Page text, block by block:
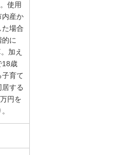
使用
内産か
た場合
的に
加え
18歳
子育て
する
円を